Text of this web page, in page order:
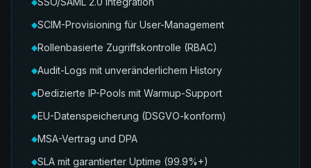
◆SCIM-Provisioning für User-Management
◆Rollenbasierte Zugriffskontrolle (RBAC)
◆Audit-Logs mit unveränderlichem History
◆Dedizierte IP-Pools mit Warmup-Support
◆EU-Datenspeicherung (DSGVO-konform)
◆MSA-Vertrag und DPA
◆SLA mit garantierter Uptime (99.9%+)